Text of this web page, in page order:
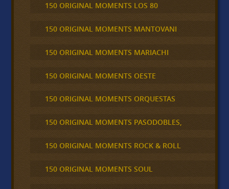
150 ORIGINAL MOMENTS LOS 80
150 ORIGINAL MOMENTS MANTOVANI
150 ORIGINAL MOMENTS MARIACHI
150 ORIGINAL MOMENTS OESTE
150 ORIGINAL MOMENTS ORQUESTAS
150 ORIGINAL MOMENTS PASODOBLES,
150 ORIGINAL MOMENTS ROCK & ROLL
150 ORIGINAL MOMENTS SOUL